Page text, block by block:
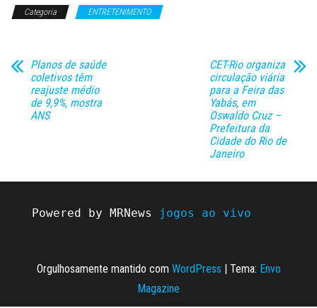
Categoria ENTRETENIMENTO
Planos de saúde
coletivos têm
reajuste médio
de 9,9%, mostra
ANS
CET-Rio organiza
circulação viária
para a Feira das
Yabás, em
Oswaldo Cruz –
Prefeitura da
Cidade do Rio de
Janeiro
Powered by MRNews jogos ao vivo
Orgulhosamente mantido com WordPress Tema: Envo
Magazine